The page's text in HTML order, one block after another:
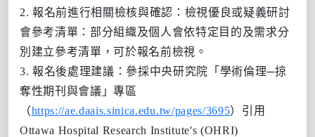
2. 報名前進行相關檢核與確認：檢視優良或疑義研討
會參考清單：部分組織及個人會依特定目的及需求分
別建立參考清單，可於報名前檢視。
3. 報名後處理建議：參採中央研究院「學術倫理─掠
奪性期刊與會議」專區
（https://ae.daais.sinica.edu.tw/pages/3695）引用
Ottawa Hospital Research Institute's (OHRI)